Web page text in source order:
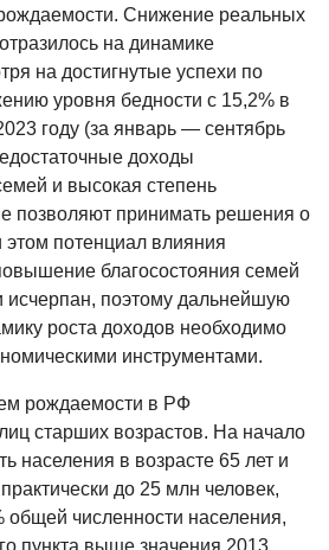
Снижение реальных
на динамике
на достигнутые успехи по
уровня бедности с 15,2% в
году (за январь — сентябрь
доходы
и высокая степень
позволяют принимать решения о
потенциал влияния
благосостояния семей
исчерпан, поэтому дальнейшую
роста доходов необходимо
инструментами.
рождаемости в РФ
старших возрастов. На начало
населения в возрасте 65 лет и
до 25 млн человек,
общей численности населения,